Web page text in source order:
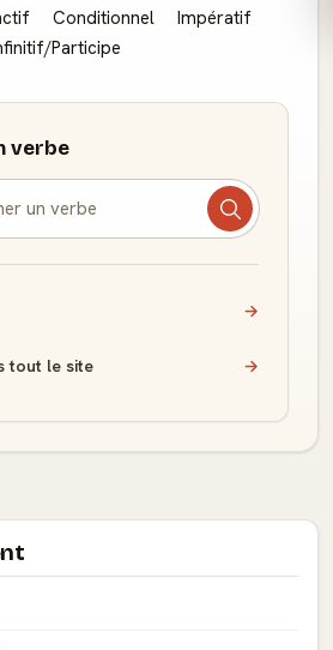
Conditionnel
Impératif
Participe
verbe
→
tout le site →